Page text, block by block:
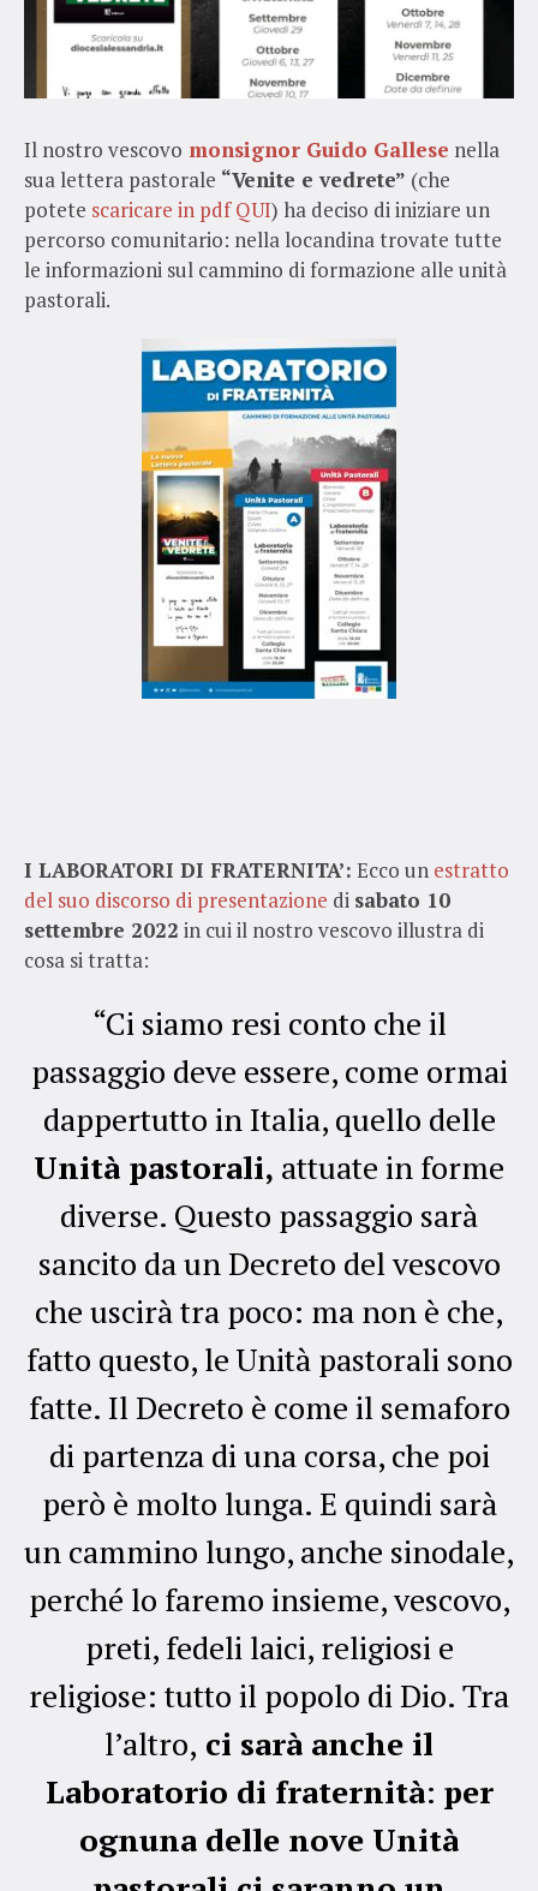
Il nostro vescovo monsignor Guido Gallese nella
sua lettera pastorale “Venite e vedrete” (che
potete scaricare in pdf QUI) ha deciso di iniziare un
percorso comunitario: nella locandina trovate tutte
le informazioni sul cammino di formazione alle unità
pastorali.
I LABORATORI DI FRATERNITA’: Ecco un estratto
del suo discorso di presentazione di sabato 10
settembre 2022 in cui il nostro vescovo illustra di
cosa si tratta:
“Ci siamo resi conto che il
passaggio deve essere, come ormai
dappertutto in Italia, quello delle
Unità pastorali, attuate in forme
diverse. Questo passaggio sarà
sancito da un Decreto del vescovo
che uscirà tra poco: ma non è che,
fatto questo, le Unità pastorali sono
fatte. Il Decreto è come il semaforo
di partenza di una corsa, che poi
però è molto lunga. E quindi sarà
un cammino lungo, anche sinodale,
perché lo faremo insieme, vescovo,
preti, fedeli laici, religiosi e
religiose: tutto il popolo di Dio. Tra
l’altro, ci sarà anche il
Laboratorio di fraternità: per
ognuna delle nove Unità